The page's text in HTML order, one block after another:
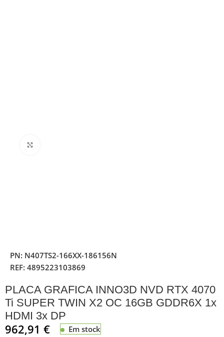
PN: N407TS2-166XX-186156N
REF:4895223103869
PLACA GRAFICA INNO3D NVD RTX 4070
Ti SUPER TWIN X2 OC 16GB GDDR6X 1x
HDMI 3x DP
962,91€ Em stock